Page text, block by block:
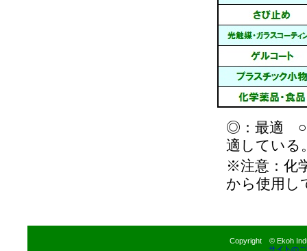
◎：最適 ○
適している
※注意：化
から使用し
Copyright © Ekoh
サイトの